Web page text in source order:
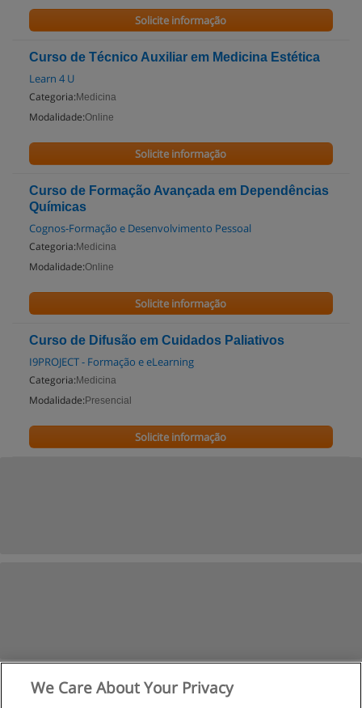
Solicite informação
Curso de Técnico Auxiliar em Medicina Estética
Learn 4 U
Categoria: Medicina
Modalidade:Online
Solicite informação
Curso de Formação Avançada em Dependências
Químicas
Cognos-Formação e Desenvolvimento Pessoal
Categoria: Medicina
Modalidade:Online
Solicite informação
Curso de Difusão em Cuidados Paliativos
I9PROJECT - Formação e eLearning
Categoria: Medicina
Modalidade: Presencial
Solicite informação
We Care About Your Privacy